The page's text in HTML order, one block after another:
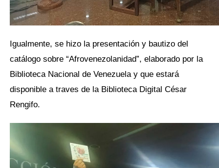
Igualmente, se hizo la presentación y bautizo del
catálogo sobre “Afrovenezolanidad”, elaborado por la
Biblioteca Nacional de Venezuela y que estará
disponible a traves de la Biblioteca Digital César
Rengifo.